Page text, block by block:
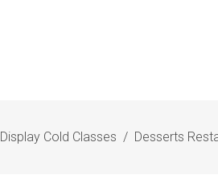
Display Cold Classes / Desserts